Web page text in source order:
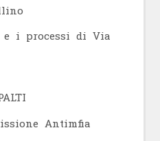
e i processi di Via
Antimfia